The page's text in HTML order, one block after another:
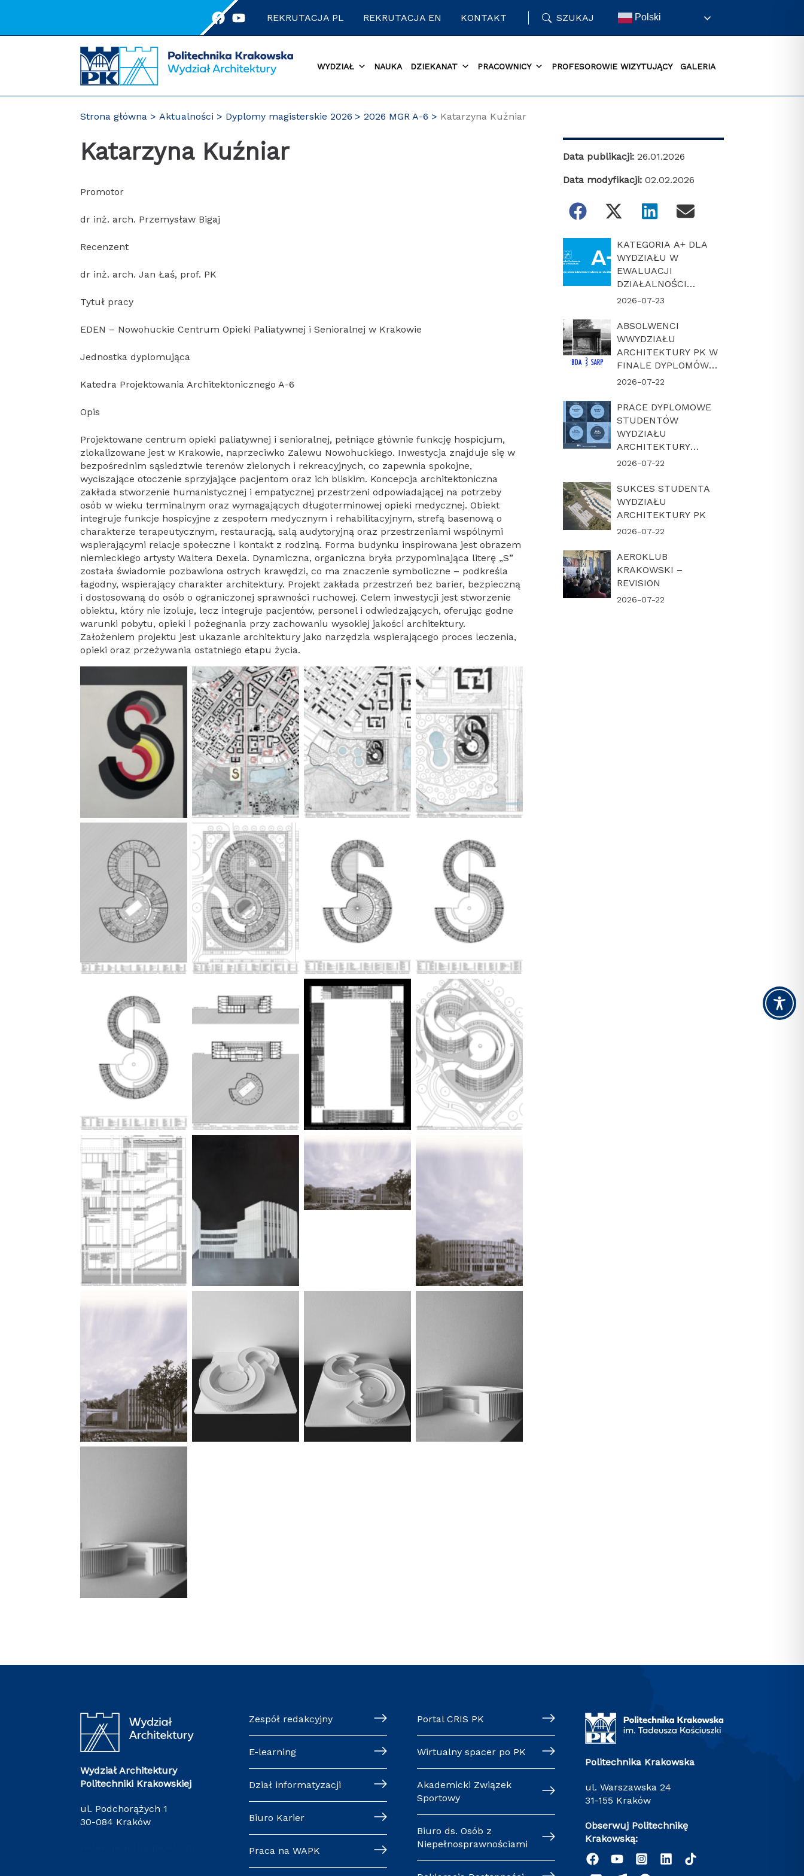
REKRUTACJA PL REKRUTACJA EN KONTAKT SZUKAJ Polski
WYDZIAŁ NAUKA DZIEKANAT PRACOWNICY PROFESOROWIE WIZYTUJĄCY GALERIA
Strona główna Aktualności Dyplomy magisterskie 2026 2026 MGR A-6 Katarzyna Kuźniar
Katarzyna Kuźniar
Promotor
dr inż. arch. Przemysław Bigaj
Recenzent
dr inż. arch. Jan Łaś, prof. PK
Tytuł pracy
EDEN – Nowohuckie Centrum Opieki Paliatywnej i Senioralnej w Krakowie
Jednostka dyplomująca
Katedra Projektowania Architektonicznego A-6
Opis
Projektowane centrum opieki paliatywnej i senioralnej, pełniące głównie funkcję hospicjum,
zlokalizowane jest w Krakowie, naprzeciwko Zalewu Nowohuckiego. Inwestycja znajduje się w
bezpośrednim sąsiedztwie terenów zielonych i rekreacyjnych, co zapewnia spokojne,
wyciszające otoczenie sprzyjające pacjentom oraz ich bliskim. Koncepcja architektoniczna
zakłada stworzenie humanistycznej i empatycznej przestrzeni odpowiadającej na potrzeby
osób w wieku terminalnym oraz wymagających długoterminowej opieki medycznej. Obiekt
integruje funkcje hospicyjne z zespołem medycznym i rehabilitacyjnym, strefą basenową o
charakterze terapeutycznym, restauracją, salą audytoryjną oraz przestrzeniami wspólnymi
wspierającymi relacje społeczne i kontakt z rodziną. Forma budynku inspirowana jest obrazem
niemieckiego artysty Waltera Dexela. Dynamiczna, organiczna bryła przypominająca literę „S”
została świadomie pozbawiona ostrych krawędzi, co ma znaczenie symboliczne – podkreśla
łagodny, wspierający charakter architektury. Projekt zakłada przestrzeń bez barier, bezpieczną
i dostosowaną do osób o ograniczonej sprawności ruchowej. Celem inwestycji jest stworzenie
obiektu, który nie izoluje, lecz integruje pacjentów, personel i odwiedzających, oferując godne
warunki pobytu, opieki i pożegnania przy zachowaniu wysokiej jakości architektury.
Założeniem projektu jest ukazanie architektury jako narzędzia wspierającego proces leczenia,
opieki oraz przeżywania ostatniego etapu życia.
Data publikacji: 26.01.2026
Data modyfikacji: 02.02.2026
KATEGORIA A+ DLA
WYDZIAŁU W
EWALUACJI
DZIAŁALNOŚCI
NAUKOWEJ W
2026-07-23
ABSOLWENCI
WWYDZIAŁU
ARCHITEKTURY PK W
FINALE DYPLOMÓW
ROKU BDA-SARP 2026
2026-07-22
PRACE DYPLOMOWE
STUDENTÓW
WYDZIAŁU
ARCHITEKTURY
POLITECHNIKI
FINALE KONKURSU
„DYPLOM Z
ARCHICADEM 2026”
2026-07-22
SUKCES STUDENTA
WYDZIAŁU
ARCHITEKTURY PK
2026-07-22
AEROKLUB
KRAKOWSKI –
REVISION
2026-07-22
Wydział Architektury
Politechniki Krakowskiej
ul. Podchorążych 1
30-084 Kraków
Zespół redakcyjny
E-learning
Dział informatyzacji
Biuro Karier
Praca na WAPK
Portal CRIS PK
Wirtualny spacer po PK
Akademicki Związek
Sportowy
Biuro ds. Osób z
Niepełnosprawnościami
Politechnika Krakowska
ul. Warszawska 24
31-155 Kraków
Obserwuj Politechnikę
Krakowską: